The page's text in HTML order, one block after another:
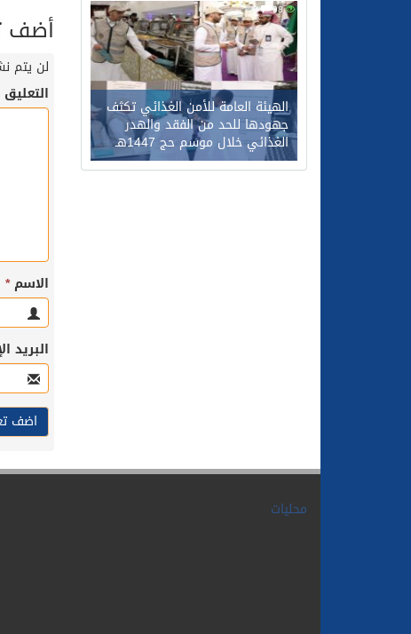
98
0
الهيئة العامة للأمن الغذائي تكثف
جهودها للحد من الفقد والهدر
الغذائي خلال موسم حج 1447هـ
أضف
لن يتم
التعليق
الاسم*
البريد
محليات